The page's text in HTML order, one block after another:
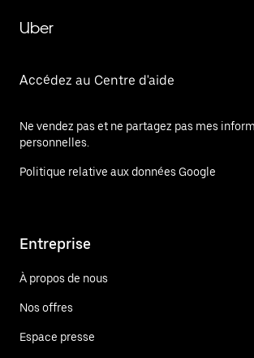
Uber
Accédez au Centre d'aide
Ne vendez pas et ne partagez pas mes
personnelles.
Politique relative aux données Google
Entreprise
À propos de nous
Nos offres
Espace presse